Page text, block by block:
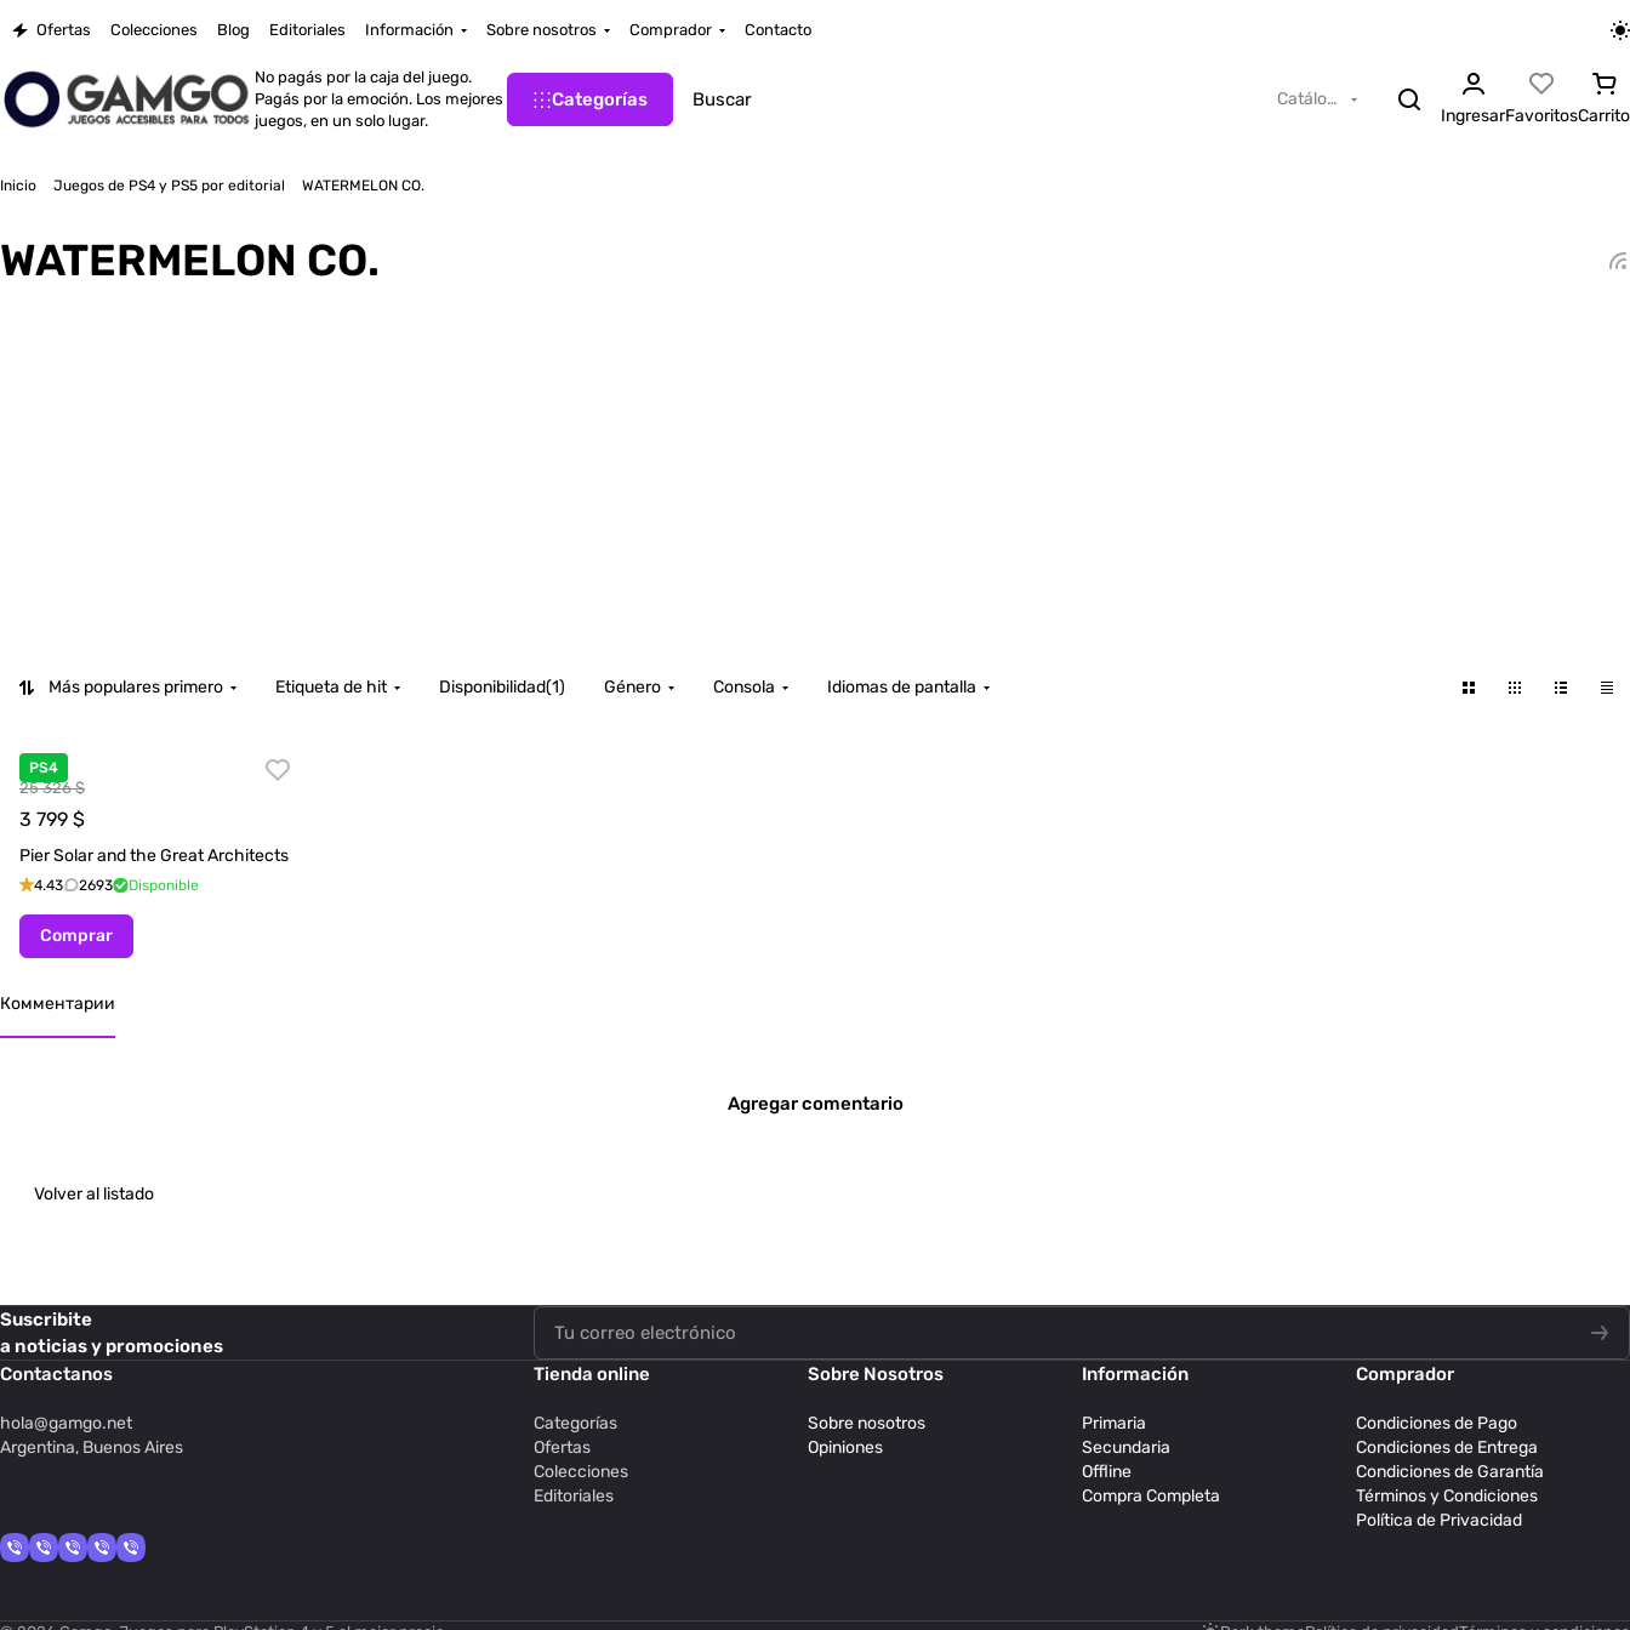
Ofertas Colecciones Blog Editoriales Información Sobre nosotros Comprador Contacto
No pagás por la caja del juego.
Pagás por la emoción. Los mejores
juegos, en un solo lugar.
Categorías
Catálogo
IngresarFavoritosCarrito
Inicio Juegos de PS4 y PS5 por editorial WATERMELON CO.
WATERMELON CO.
Más populares primero Etiqueta de hit Disponibilidad(1) Género Consola Idiomas de pantalla
PS4
25 326 $
3 799 $
Pier Solar and the Great Architects
4.43 2693 Disponible
Comprar
Комментарии
Agregar comentario
Volver al listado
Suscribite
a noticias y promociones
Contactanos
hola@gamgo.net
Argentina, Buenos Aires
Tienda online
Categorías
Ofertas
Colecciones
Editoriales
Sobre Nosotros
Sobre nosotros
Opiniones
Información
Primaria
Secundaria
Offline
Compra Completa
Comprador
Condiciones de Pago
Condiciones de Entrega
Condiciones de Garantía
Términos y Condiciones
Política de Privacidad